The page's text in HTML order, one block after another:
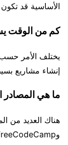
الأساسية قد
كم من الوقت
يختلف الأمر حسب
إنشاء مشاريع
ما هي المصادر
وFreeCodeCamp التي تقدم دروسًا مجانية.